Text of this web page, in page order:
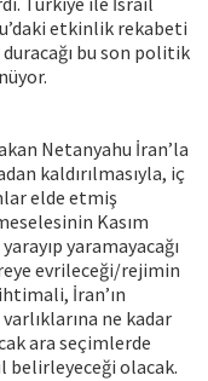
etkinlik rekabeti
duracağı bu son politik
Netanyahu İran’la
kaldırılmasıyla, iç
elde etmiş
Kasım
yaramayacağı
evrileceği/rejimin
İran’ın
ne kadar
ara seçimlerde
belirleyeceği olacak.